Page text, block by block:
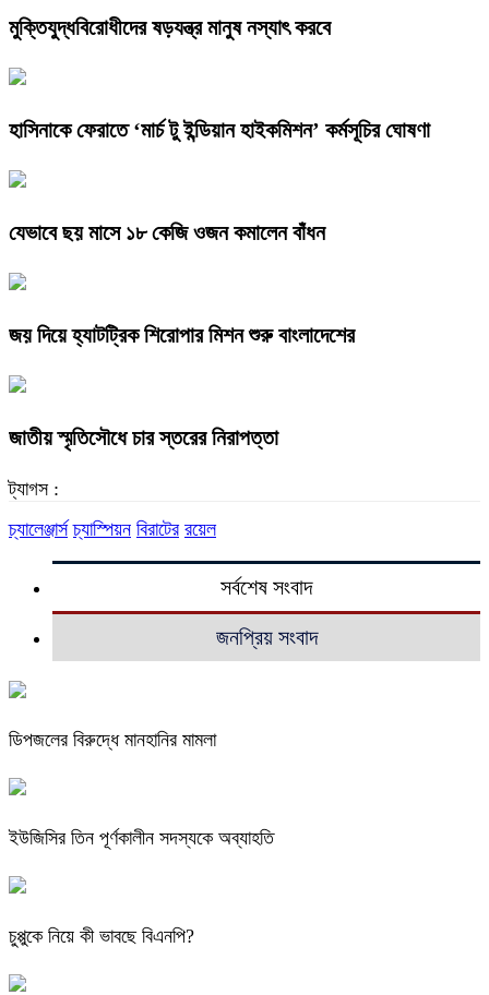
মুক্তিযুদ্ধবিরোধীদের ষড়যন্ত্র মানুষ নস্যাৎ করবে
হাসিনাকে ফেরাতে ‘মার্চ টু ইন্ডিয়ান হাইকমিশন’ কর্মসূচির ঘোষণা
যেভাবে ছয় মাসে ১৮ কেজি ওজন কমালেন বাঁধন
জয় দিয়ে হ্যাটট্রিক শিরোপার মিশন শুরু বাংলাদেশের
জাতীয় স্মৃতিসৌধে চার স্তরের নিরাপত্তা
ট্যাগস :
চ্যালেঞ্জার্স চ্যাস্পিয়ন বিরাটের রয়েল
সর্বশেষ সংবাদ
জনপ্রিয় সংবাদ
ডিপজলের বিরুদ্ধে মানহানির মামলা
ইউজিসির তিন পূর্ণকালীন সদস্যকে অব্যাহতি
চুপ্পুকে নিয়ে কী ভাবছে বিএনপি?